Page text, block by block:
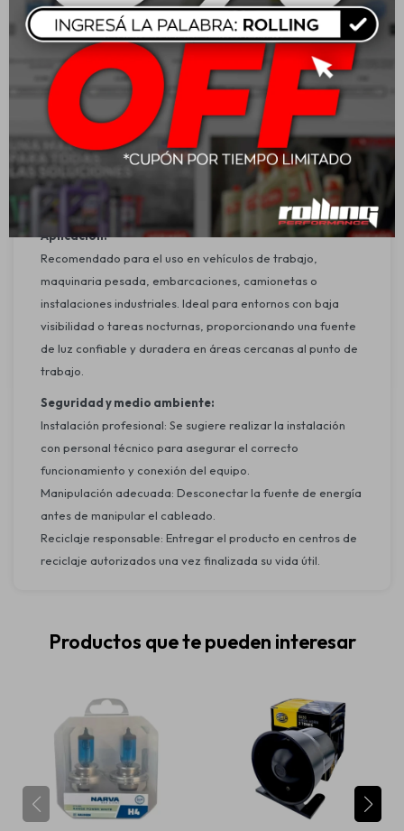
Temperatura de color: 5700 K (luz blanca fría)
Cantidad de LEDs: 9
Dimensiones: 131 mm (alto) x 110 mm (ancho) x 35 mm
(profundidad)
Longitud del cable: 450 mm
Tipo de conector: Extremos de cable abiertos
Tipo de carcasa: Aluminio, color negro
Material de la tulipa: PNMA (Polimetilmetacrilato)
Protección: IP67 (resistente al agua, polvo y golpes)
Aplicación:
Recomendado para el uso en vehículos de trabajo,
maquinaria pesada, embarcaciones, camionetas o
instalaciones industriales. Ideal para entornos con baja
visibilidad o tareas nocturnas, proporcionando una fuente
de luz confiable y duradera en áreas cercanas al punto de
trabajo.
Seguridad y medio ambiente:
Instalación profesional: Se sugiere realizar la instalación
con personal técnico para asegurar el correcto
funcionamiento y conexión del equipo.
Manipulación adecuada: Desconectar la fuente de energía
antes de manipular el cableado.
Reciclaje responsable: Entregar el producto en centros de
reciclaje autorizados una vez finalizada su vida útil.
Productos que te pueden interesar